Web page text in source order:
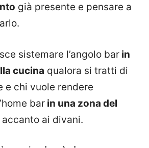
già presente e pensare a
sistemare l’angolo bar in
cucina qualora si tratti di
e chi vuole rendere
bar in una zona del
accanto ai divani.